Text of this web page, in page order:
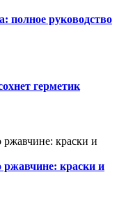
полное руководство
герметик
краски и